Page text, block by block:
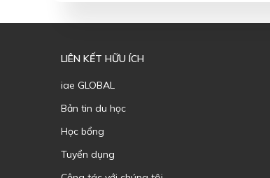
LIÊN KẾT HỮU ÍCH
iae GLOBAL
Bản tin du học
Học bổng
Tuyển dụng